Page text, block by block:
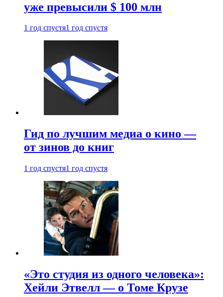
уже превысили $ 100 млн
1 год спустя1 год спустя
Гид по лучшим медиа о кино —
от зинов до книг
1 год спустя1 год спустя
«Это студия из одного человека»:
Хейли Этвелл — о Томе Крузе